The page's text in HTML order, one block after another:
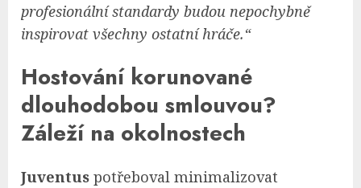
profesionální standardy budou nepochybně
inspirovat všechny ostatní hráče.“
Hostování korunované
dlouhodobou smlouvou?
Záleží na okolnostech
Juventus potřeboval minimalizovat